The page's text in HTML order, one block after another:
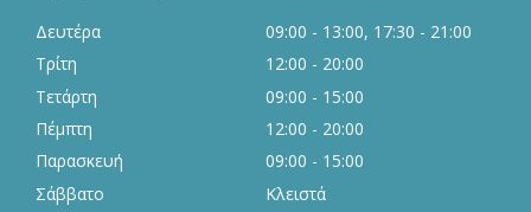
Δευτέρα
09:00 - 13:00, 17:30 - 21:00
Τρίτη
12:00 - 20:00
Τετάρτη
09:00 - 15:00
Πέμπτη
12:00 - 20:00
Παρασκευή
09:00 - 15:00
Σάββατο
Κλειστά